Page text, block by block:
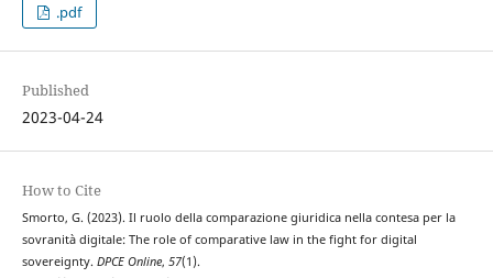
.pdf
Published
2023-04-24
How to Cite
Smorto, G. (2023). Il ruolo della comparazione giuridica nella contesa per la
sovranità digitale: The role of comparative law in the fight for digital
sovereignty. DPCE Online, 57(1).